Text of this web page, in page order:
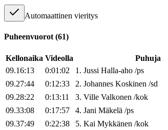
Automaattinen vieritys
Puheenvuorot (61)
Kellonaika Videolla Puhuja
09.16:13
0:01:02 1. Jussi Halla-aho /ps
09.27:44
0:12:33 2. Johannes Koskinen /sd
09.28:22
0:13:11 3. Ville Valkonen /kok
09.33:08
0:17:57 4. Jani Mäkelä /ps
09.37:49
0:22:38 5. Kai Mykkänen /kok